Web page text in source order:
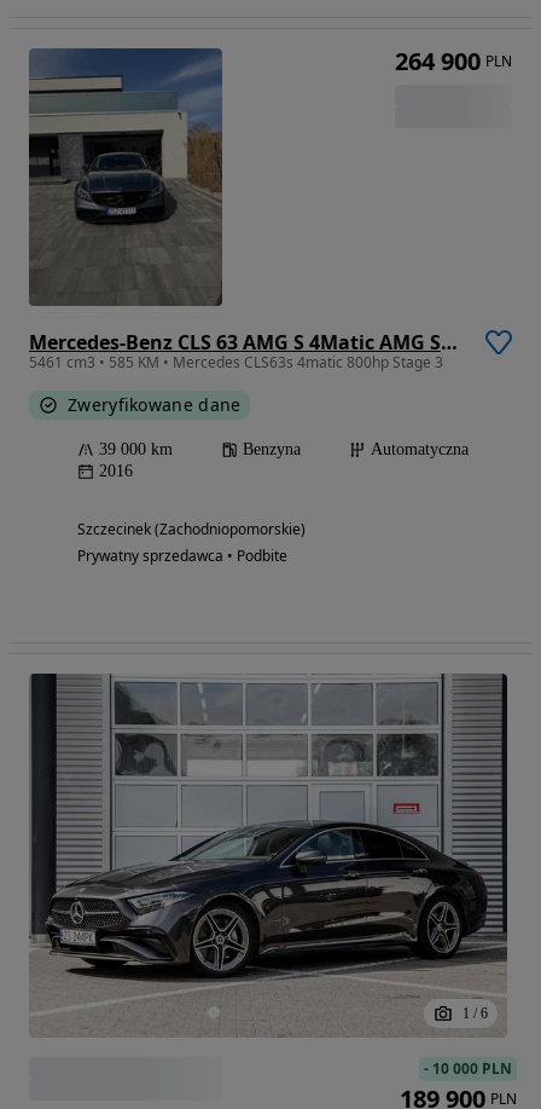
Mercedes-Benz CLS 63 AMG S 4Matic AMG SPEEDSH MCT
5461 cm3 • 585 KM • Mercedes CLS63s 4matic 800hp Stage 3
Zweryfikowane dane
39 000 km Benzyna
Automatyczna
2016
Szczecinek (Zachodniopomorskie)
Prywatny sprzedawca • Podbite
264 900 PLN
1 / 6
- 10 000 PLN
189 900 PLN